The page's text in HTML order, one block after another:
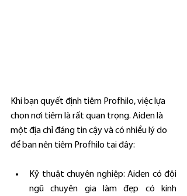
Khi bạn quyết định tiêm Profhilo, việc lựa
chọn nơi tiêm là rất quan trọng. Aiden là
một địa chỉ đáng tin cậy và có nhiều lý do
để bạn nên tiêm Profhilo tại đây:
Kỹ thuật chuyên nghiệp: Aiden có đội
ngũ chuyên gia làm đẹp có kinh